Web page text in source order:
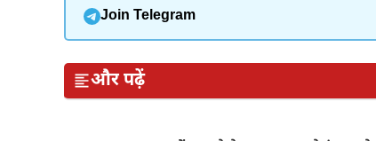
Join Telegram
और पढ़ें